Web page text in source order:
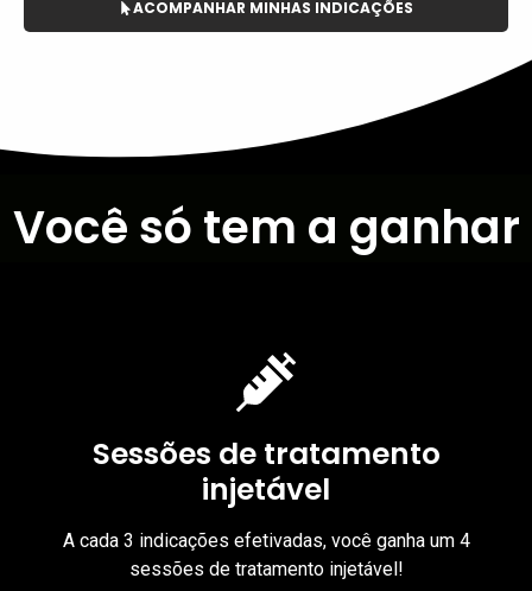
ACOMPANHAR MINHAS INDICAÇÕES
Você só tem a ganhar
Sessões de tratamento
injetável
A cada 3 indicações efetivadas, você ganha um 4
sessões de tratamento injetável!